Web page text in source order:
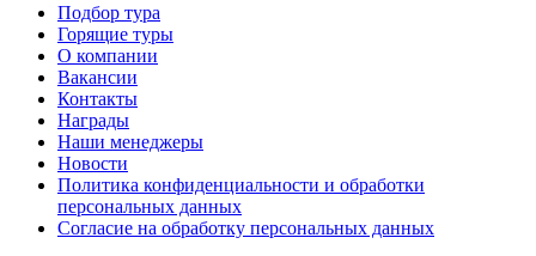
Подбор тура
Горящие туры
О компании
Вакансии
Контакты
Награды
Наши менеджеры
Новости
Политика конфиденциальности и обработки
персональных данных
Согласие на обработку персональных данных